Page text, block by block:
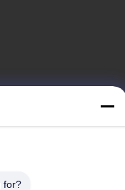
город Зибо,
город Зибо,
for?